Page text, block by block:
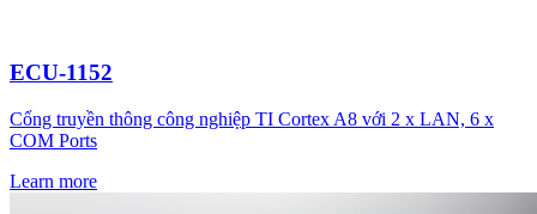
ECU-1152
Cổng truyền thông công nghiệp TI Cortex A8 với 2 x LAN, 6 x
COM Ports
Learn more